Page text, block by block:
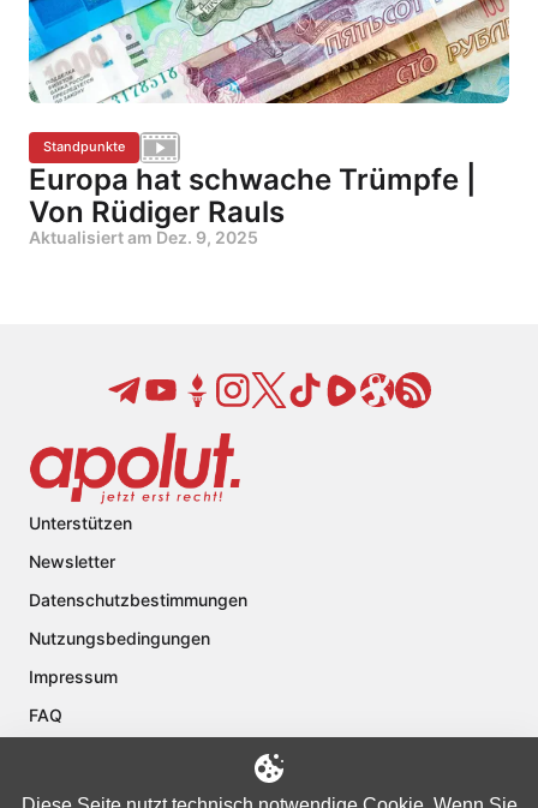
Standpunkte
Europa hat schwache Trümpfe |
Von Rüdiger Rauls
Aktualisiert am Dez. 9, 2025
Unterstützen
Newsletter
Datenschutzbestimmungen
Nutzungsbedingungen
Impressum
FAQ